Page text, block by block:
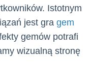
Istotnym
jest gra gem
gemów potrafi
wizualną stronę